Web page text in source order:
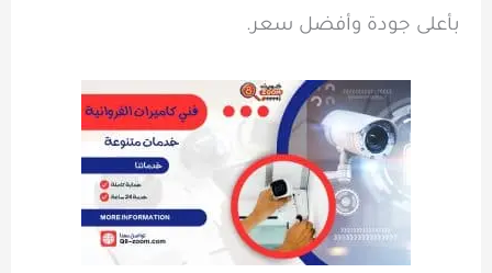
بأعلى جودة وأفضل سعر.